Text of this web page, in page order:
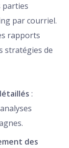
parties
par courriel.
rapports
stratégies de
:
des